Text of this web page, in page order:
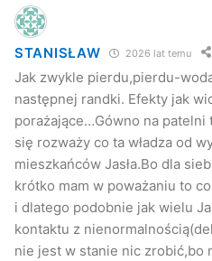
STANISŁAW 2026 lat temu
Jak zwykle pierdu,pierdu-
następnej randki. Efekty jak
porażające…Gówno na patelni
się rozważy co ta władza od
mieszkańców Jasła.Bo dla
krótko mam w poważaniu to
i dlatego podobnie jak wielu
kontaktu z
nie jest w stanie nic zrobić,bo